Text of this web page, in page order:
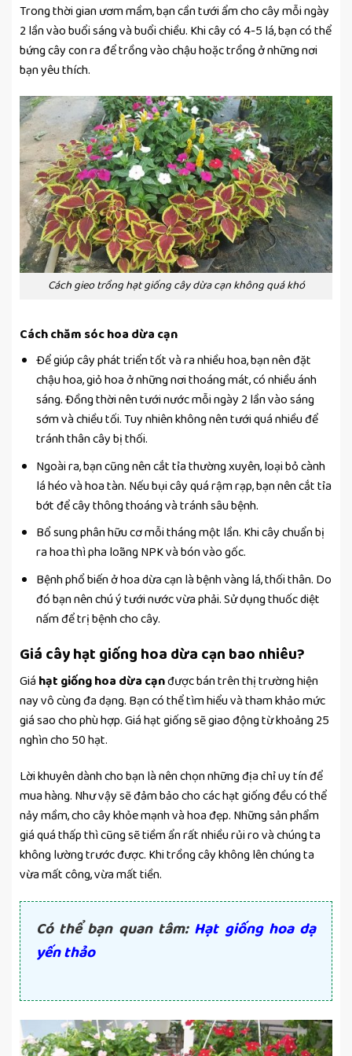
Trong thời gian ươm mầm, bạn cần tưới ẩm cho cây mỗi ngày
2 lần vào buổi sáng và buổi chiều. Khi cây có 4-5 lá, bạn có thể
bứng cây con ra để trồng vào chậu hoặc trồng ở những nơi
bạn yêu thích.
Cách gieo trồng hạt giống cây dừa cạn không quá khó
Cách chăm sóc hoa dừa cạn
Để giúp cây phát triển tốt và ra nhiều hoa, bạn nên đặt
chậu hoa, giỏ hoa ở những nơi thoáng mát, có nhiều ánh
sáng. Đồng thời nên tưới nước mỗi ngày 2 lần vào sáng
sớm và chiều tối. Tuy nhiên không nên tưới quá nhiều để
tránh thân cây bị thối.
Ngoài ra, bạn cũng nên cắt tỉa thường xuyên, loại bỏ cành
lá héo và hoa tàn. Nếu bụi cây quá rậm rạp, bạn nên cắt tỉa
bớt để cây thông thoáng và tránh sâu bệnh.
Bổ sung phân hữu cơ mỗi tháng một lần. Khi cây chuẩn bị
ra hoa thì pha loãng NPK và bón vào gốc.
Bệnh phổ biến ở hoa dừa cạn là bệnh vàng lá, thối thân. Do
đó bạn nên chú ý tưới nước vừa phải. Sử dụng thuốc diệt
nấm để trị bệnh cho cây.
Giá cây hạt giống hoa dừa cạn bao nhiêu?
Giá hạt giống hoa dừa cạnđược bán trên thị trường hiện
nay vô cùng đa dạng. Bạn có thể tìm hiểu và tham khảo mức
giá sao cho phù hợp. Giá hạt giống sẽ giao động từ khoảng 25
nghìn cho 50 hạt.
Lời khuyên dành cho bạn là nên chọn những địa chỉ uy tín để
mua hàng. Như vậy sẽ đảm bảo cho các hạt giống đều có thể
nảy mầm, cho cây khỏe mạnh và hoa đẹp. Những sản phẩm
giá quá thấp thì cũng sẽ tiềm ẩn rất nhiều rủi ro và chúng ta
không lường trước được. Khi trồng cây không lên chúng ta
vừa mất công, vừa mất tiền.
Có thể bạn quan tâm: Hạt giống hoa dạ
yến thảo